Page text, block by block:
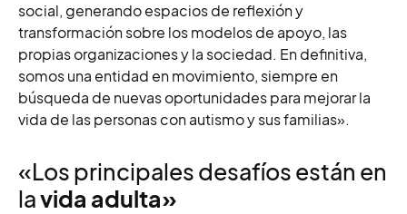
social, generando espacios de reflexión y
transformación sobre los modelos de apoyo, las
propias organizaciones y la sociedad. En definitiva,
somos una entidad en movimiento, siempre en
búsqueda de nuevas oportunidades para mejorar la
vida de las personas con autismo y sus familias».
«Los principales desafíos están en
lavida adulta»